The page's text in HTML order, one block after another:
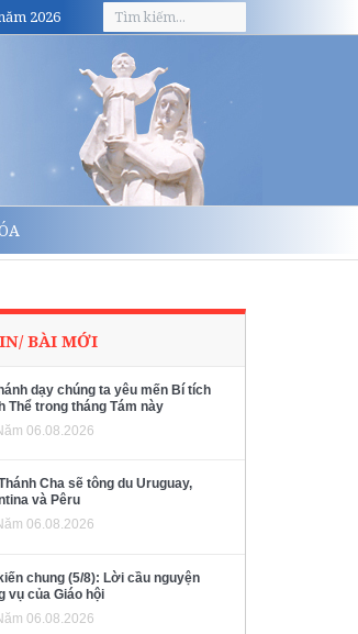
2026
BÀI MỚI
dạy chúng ta yêu mến Bí tích
Thể trong tháng Tám này
06.08.2026
Cha sẽ tông du Uruguay,
và Pêru
06.08.2026
chung (5/8): Lời cầu nguyện
vụ của Giáo hội
06.08.2026